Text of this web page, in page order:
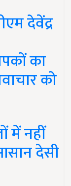
देवेंद्र
का
को
में नहीं
देसी